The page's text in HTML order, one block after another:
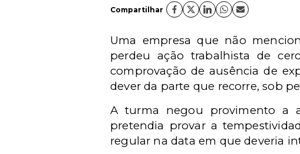
Compartilhar
Uma empresa que não
perdeu ação trabalhista de
comprovação de ausência de
dever da parte que recorre, sob
A turma negou provimento a
pretendia provar a
regular na data em que deveria